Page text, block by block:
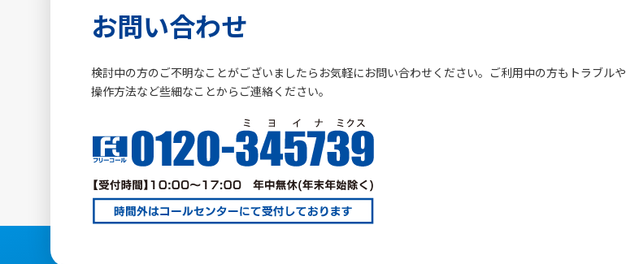
お問い合わせ
検討中の方のご不明なことがございましたらお気軽にお問い合わせください。ご利用中の方もトラブルや
操作方法など些細なことからご連絡ください。